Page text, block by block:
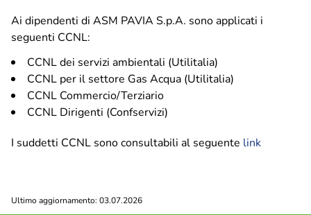
Ciclo idrico integrato
ASM Informa
Comunicati stampa
Comunicazione
APP IoAmoPavia
Porta a Porta – Pavia
Ai dipendenti di ASM PAVIA S.p.A. sono applicati i
seguenti CCNL:
CCNL dei servizi ambientali (Utilitalia)
CCNL per il settore Gas Acqua (Utilitalia)
CCNL Commercio/Terziario
CCNL Dirigenti (Confservizi)
I suddetti CCNL sono consultabili al seguente link
Ultimo aggiornamento: 03.07.2026